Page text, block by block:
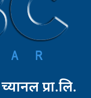
प्रा.लि.